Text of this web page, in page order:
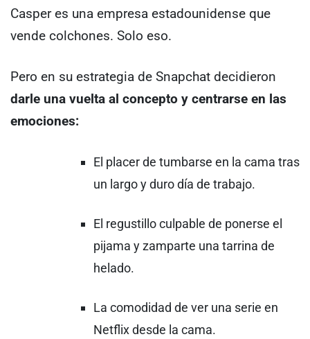
Casper es una empresa estadounidense que
vende colchones. Solo eso.
Pero en su estrategia de Snapchat decidieron
darle una vuelta al concepto y centrarse en las
emociones:
El placer de tumbarse en la cama tras
un largo y duro día de trabajo.
El regustillo culpable de ponerse el
pijama y zamparte una tarrina de
helado.
La comodidad de ver una serie en
Netflix desde la cama.